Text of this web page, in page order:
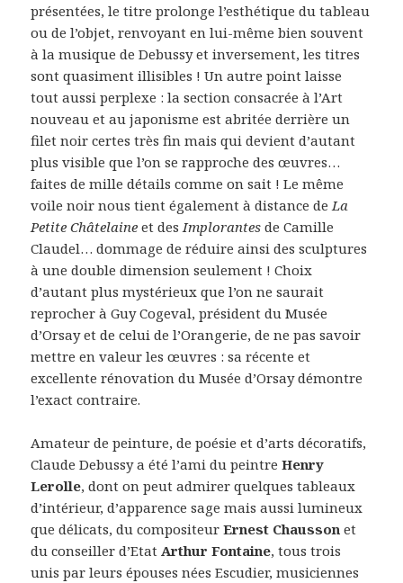
présentées, le titre prolonge l’esthétique du tableau
ou de l’objet, renvoyant en lui-même bien souvent
à la musique de Debussy et inversement, les titres
sont quasiment illisibles ! Un autre point laisse
tout aussi perplexe : la section consacrée à l’Art
nouveau et au japonisme est abritée derrière un
filet noir certes très fin mais qui devient d’autant
plus visible que l’on se rapproche des œuvres…
faites de mille détails comme on sait ! Le même
voile noir nous tient également à distance deLa
Petite Châtelaine et desImplorantes de Camille
Claudel… dommage de réduire ainsi des sculptures
à une double dimension seulement ! Choix
d’autant plus mystérieux que l’on ne saurait
reprocher à Guy Cogeval, président du Musée
d’Orsay et de celui de l’Orangerie, de ne pas savoir
mettre en valeur les œuvres : sa récente et
excellente rénovation du Musée d’Orsay démontre
l’exact contraire.
Amateur de peinture, de poésie et d’arts décoratifs,
Claude Debussy a été l’ami du peintreHenry
Lerolle, dont on peut admirer quelques tableaux
d’intérieur, d’apparence sage mais aussi lumineux
que délicats, du compositeurErnest Chausson et
du conseiller d’EtatArthur Fontaine, tous trois
unis par leurs épouses nées Escudier, musiciennes